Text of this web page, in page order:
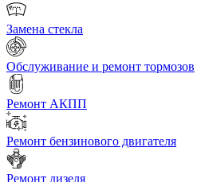
Замена стекла
Обслуживание и ремонт тормозов
Ремонт АКПП
Ремонт бензинового двигателя
Ремонт дизеля